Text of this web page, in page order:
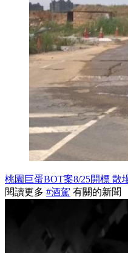
桃園巨蛋BOT案8/25開標 散
閱讀更多 #酒駕 有關的新聞